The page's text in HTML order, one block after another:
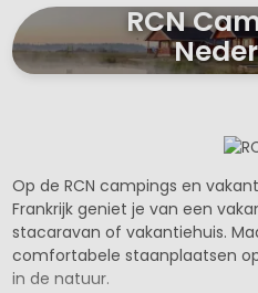
RCN
Op de RCN campings en
Frankrijk geniet je van een
stacaravan of vakantiehuis.
comfortabele staanplaatsen
in de natuur.